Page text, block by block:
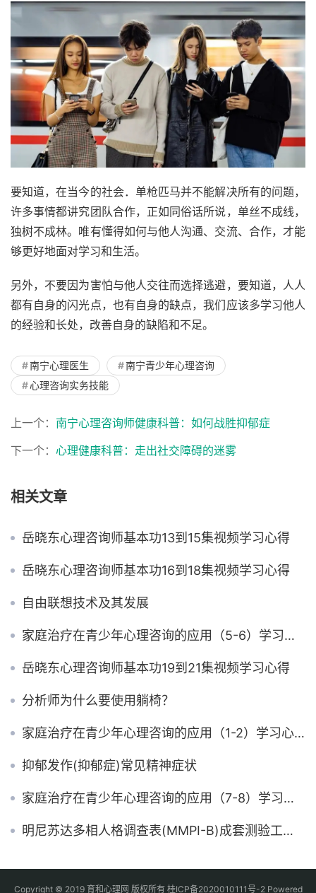
要知道，在当今的社会．单枪匹马并不能解决所有的问题，
许多事情都讲究团队合作，正如同俗话所说，单丝不成线，
独树不成林。唯有懂得如何与他人沟通、交流、合作，才能
够更好地面对学习和生活。
另外，不要因为害怕与他人交往而选择逃避，要知道，人人
都有自身的闪光点，也有自身的缺点，我们应该多学习他人
的经验和长处，改善自身的缺陷和不足。
南宁心理医生
南宁青少年心理咨询
心理咨询实务技能
上一个： 南宁心理咨询师健康科普：如何战胜抑郁症
下一个： 心理健康科普：走出社交障碍的迷雾
相关文章
岳晓东心理咨询师基本功13到15集视频学习心得
岳晓东心理咨询师基本功16到18集视频学习心得
自由联想技术及其发展
家庭治疗在青少年心理咨询的应用（5-6）学习心得 青少年心理发展需要
岳晓东心理咨询师基本功19到21集视频学习心得
分析师为什么要使用躺椅？
家庭治疗在青少年心理咨询的应用（1-2）学习心得
抑郁发作(抑郁症)常见精神症状
家庭治疗在青少年心理咨询的应用（7-8）学习心得 心理咨询工作对象是人的思维？
明尼苏达多相人格调查表(MMPI-B)成套测验工具简介
Copyright © 2019 育和心理网 版权所有 桂ICP备2020010111号-2 Powered